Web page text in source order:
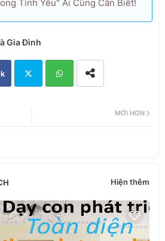
Tình Yêu" Ai Cũng Cần Biết!
Gia Đình
MỚI HƠN
Hiện thêm